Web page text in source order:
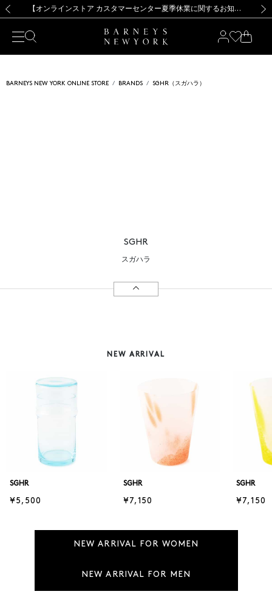
新規登録のお客様も対象！＜MY BARNEYS＞会員のお客様は11,000円（税込）以上のお買上げで常時送料無料！お買い物の際は会員登録を！
【夏季休業に伴う出荷一時停止のお知らせ】(2026.8.7) 【オンラインストア カスタマーセンター夏季休業に関するお知らせ】（2026.8.7）
【夏季休業に伴う返品・交換承り一時停止のお知らせ】（2026.8.5）
熊本県を中心とした地震の影響によるお荷物のお届けについて
【開催中】SUMMER SALEのご案内・ご注意事項 新規登録のお客様も対象！＜MY BARNEYS＞会員のお客様は11,000円（税込）以上のお買上げで常時送料無料！お買い物の際は会員登録を！
【夏季休業に伴う出荷一時停止のお知らせ】(2026.8.7)
BARNEYS NEW YORK ONLINE STORE BRANDS SGHR（スガハラ）
SGHR
スガハラ
NEW ARRIVAL
SGHR
¥5,500
SGHR
¥7,150
SGHR
¥7,150
NEW ARRIVAL FOR WOMEN
NEW ARRIVAL FOR MEN